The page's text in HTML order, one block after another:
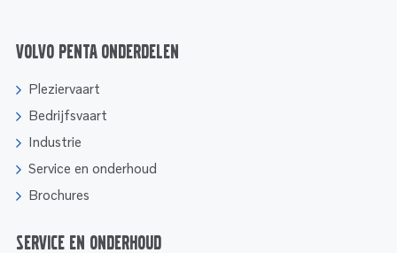
Volvo Penta onderdelen
Pleziervaart
Bedrijfsvaart
Industrie
Service en onderhoud
Brochures
Service en onderhoud